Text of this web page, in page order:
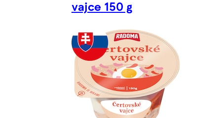
vajce 150 g